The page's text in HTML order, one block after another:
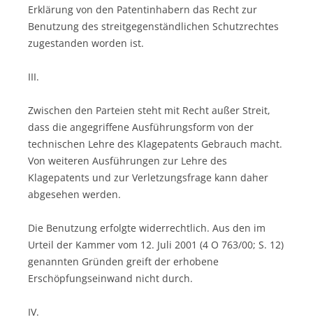
Erklärung von den Patentinhabern das Recht zur
Benutzung des streitgegenständlichen Schutzrechtes
zugestanden worden ist.
III.
Zwischen den Parteien steht mit Recht außer Streit,
dass die angegriffene Ausführungsform von der
technischen Lehre des Klagepatents Gebrauch macht.
Von weiteren Ausführungen zur Lehre des
Klagepatents und zur Verletzungsfrage kann daher
abgesehen werden.
Die Benutzung erfolgte widerrechtlich. Aus den im
Urteil der Kammer vom 12. Juli 2001 (4 O 763/00; S. 12)
genannten Gründen greift der erhobene
Erschöpfungseinwand nicht durch.
IV.